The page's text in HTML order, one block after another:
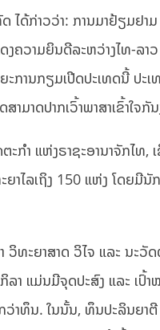
ໄດ້ກ່າວວ່າ: ການມາຢ້ຽມຢາ
ງຄວາມຍິນດີລະຫວ່າງໄທ-ລ
ະການກຽມເປີດປະເທດນີ້ ປ
າດປາກເວົ້າພາສາເຂົ້າໃຈກັ
ຳ ແຫ່ງຣາຊະອານາຈັກໄທ,
ໄລເຖິງ 150 ແຫ່ງ ໂດຍມີນັ
ະຍາສາດ ວິໄຈ ແລະ ນະວັດ
ລາ ແມ່ນມີຈຸດປະສົງ ແລະ
າທຶນ. ໃນນັ້ນ, ທຶນປະລິນຍາ